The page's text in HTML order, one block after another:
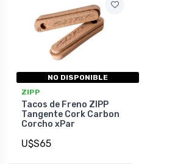
NO DISPONIBLE
ZIPP
Tacos de Freno ZIPP
Tangente Cork Carbon
Corcho xPar
U$S65